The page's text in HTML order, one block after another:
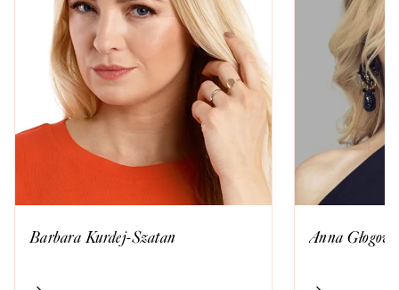
Barbara Kurdej-Szatan Anna